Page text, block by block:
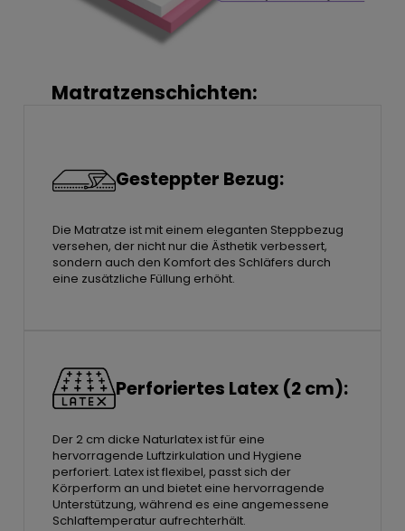
Matratzenschichten:
Gesteppter Bezug:
Die Matratze ist mit einem eleganten Steppbezug
versehen, der nicht nur die Ästhetik verbessert,
sondern auch den Komfort des Schläfers durch
eine zusätzliche Füllung erhöht.
Perforiertes Latex (2 cm):
Der 2 cm dicke Naturlatex ist für eine
hervorragende Luftzirkulation und Hygiene
perforiert. Latex ist flexibel, passt sich der
Körperform an und bietet eine hervorragende
Unterstützung, während es eine angemessene
Schlaftemperatur aufrechterhält.